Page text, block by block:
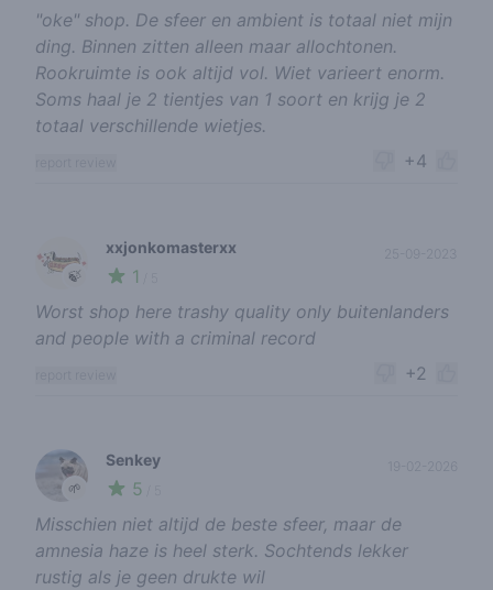
"oke" shop. De sfeer en ambient is totaal niet mijn
ding. Binnen zitten alleen maar allochtonen.
Rookruimte is ook altijd vol. Wiet varieert enorm.
Soms haal je 2 tientjes van 1 soort en krijg je 2
totaal verschillende wietjes.
+4
🍃
xxjonkomasterxx
1
25-09-2023
Worst shop here trashy quality only buitenlanders
and people with a criminal record
+2
🌱
Senkey
5
Misschien niet altijd de beste sfeer, maar de
amnesia haze is heel sterk. Sochtends lekker
rustig als je geen drukte wil